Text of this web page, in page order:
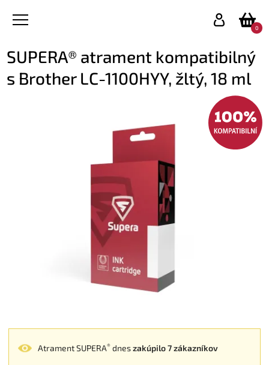
0
SUPERA® atrament kompatibilný
s Brother LC-1100HYY, žltý, 18 ml
Atrament SUPERA® dneszakúpilo 7 zákazníkov